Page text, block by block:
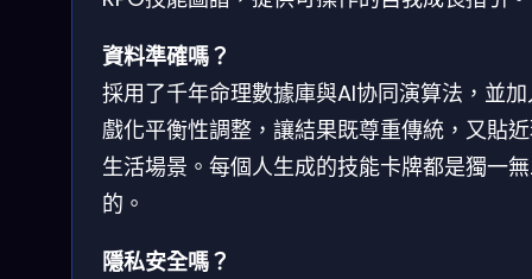
資料準確嗎？
採用了千年命理數據庫與AI协同演算法，並
戲化平衡性調整，讓結果既尊重傳統，又貼
生活場景。每個人生成的技能卡牌都是獨一
的。
隱私安全嗎？